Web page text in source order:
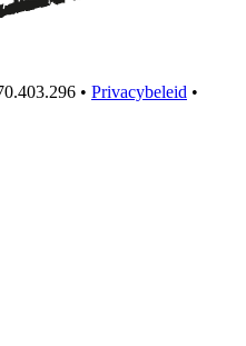
• Privacybeleid •